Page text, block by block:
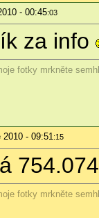
- 00:45:03
za info
fotky mrkněte
2010 - 09:51:15
fotky mrkněte